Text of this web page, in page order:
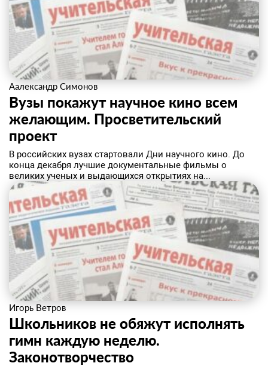
Аалександр Симонов
Вузы покажут научное кино всем
желающим. Просветительский
проект
В российских вузах стартовали Дни научного кино. До
конца декабря лучшие документальные фильмы о
великих ученых и выдающихся открытиях на...
Игорь Ветров
Школьников не обяжут исполнять
гимн каждую неделю.
Законотворчество